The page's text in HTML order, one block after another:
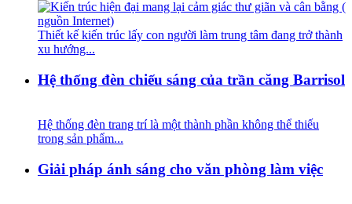
Thiết kế kiến trúc lấy con người làm trung tâm đang trở thành
xu hướng...
Hệ thống đèn chiếu sáng của trần căng Barrisol
Hệ thống đèn trang trí là một thành phần không thể thiếu
trong sản phẩm...
Giải pháp ánh sáng cho văn phòng làm việc